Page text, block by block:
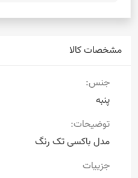
مشخصات کالا
جنس:
پنبه
توضیحات:
مدل باکسی تک رنگ
جزییات